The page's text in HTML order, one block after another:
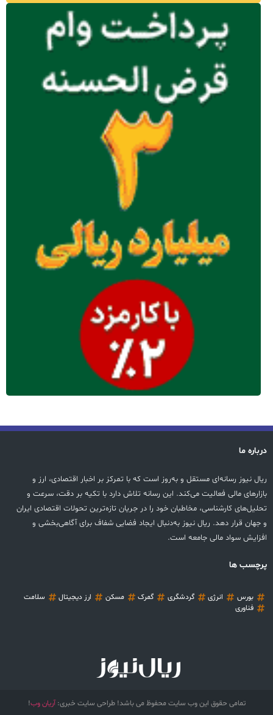
درباره ما
ریال نیوز رسانه‌ای مستقل و به‌روز است که با تمرکز بر اخبار اقتصادی، ارز و
بازارهای مالی فعالیت می‌کند. این رسانه تلاش دارد با تکیه بر دقت، سرعت و
تحلیل‌های کارشناسی، مخاطبان خود را در جریان تازه‌ترین تحولات اقتصادی ایران
و جهان قرار دهد. ریال نیوز به‌دنبال ایجاد فضایی شفاف برای آگاهی‌بخشی و
افزایش سواد مالی جامعه است.
پرچسب ها
بورس انرژی گردشگری گمرک مسکن ارز دیجیتال
سلامت
فناوری
تمامی حقوق این وب سایت محفوظ می باشد! طراحی سایت خبری:آریان وب!